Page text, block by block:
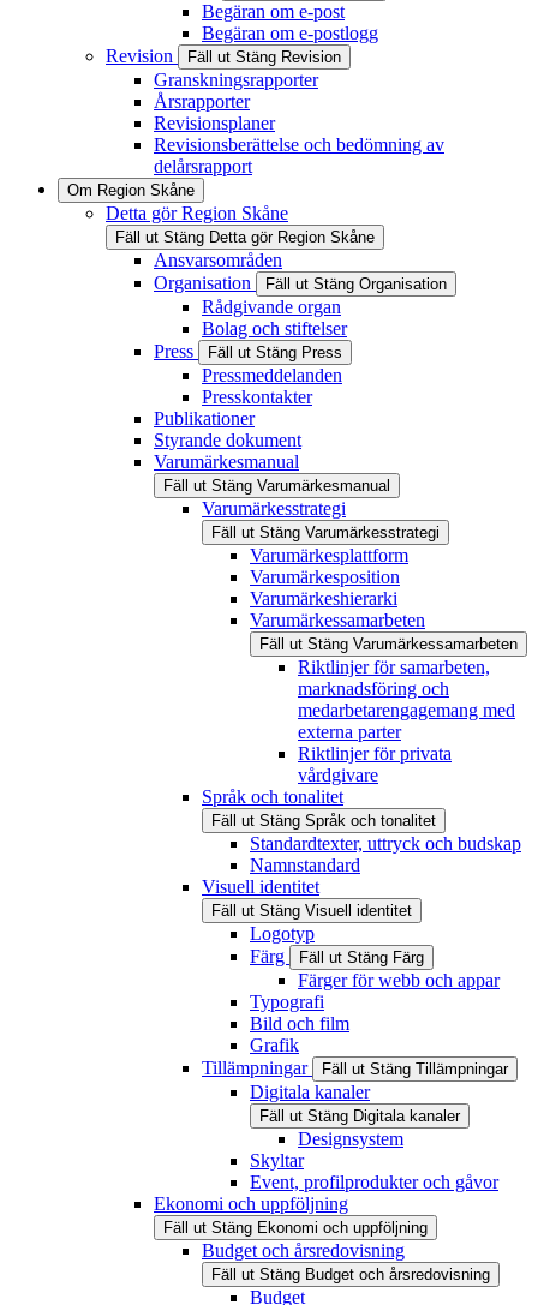
Begäran om e-post
Begäran om e-postlogg
Revision
Fäll ut Stäng Revision
Granskningsrapporter
Årsrapporter
Revisionsplaner
Revisionsberättelse och bedömning av
delårsrapport
Om Region Skåne
Detta gör Region Skåne
Fäll ut Stäng Detta gör Region Skåne
Ansvarsområden
Organisation
Fäll ut Stäng Organisation
Rådgivande organ
Bolag och stiftelser
Press
Fäll ut Stäng Press
Pressmeddelanden
Presskontakter
Publikationer
Styrande dokument
Varumärkesmanual
Fäll ut Stäng Varumärkesmanual
Varumärkesstrategi
Fäll ut Stäng Varumärkesstrategi
Varumärkesplattform
Varumärkesposition
Varumärkeshierarki
Varumärkessamarbeten
Fäll ut Stäng Varumärkessamarbeten
Riktlinjer för samarbeten,
marknadsföring och
medarbetarengagemang med
externa parter
Riktlinjer för privata
vårdgivare
Språk och tonalitet
Fäll ut Stäng Språk och tonalitet
Standardtexter, uttryck och budskap
Namnstandard
Visuell identitet
Fäll ut Stäng Visuell identitet
Logotyp
Färg
Fäll ut Stäng Färg
Färger för webb och appar
Typografi
Bild och film
Grafik
Tillämpningar
Fäll ut Stäng Tillämpningar
Digitala kanaler
Fäll ut Stäng Digitala kanaler
Designsystem
Skyltar
Event, profilprodukter och gåvor
Ekonomi och uppföljning
Fäll ut Stäng Ekonomi och uppföljning
Budget och årsredovisning
Fäll ut Stäng Budget och årsredovisning
Budget